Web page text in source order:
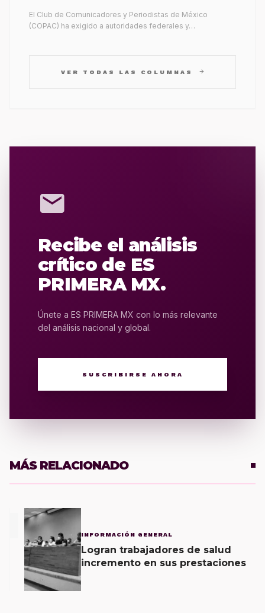
El Club de Comunicadores y Periodistas de México
(COPAC) ha exigido a autoridades federales y…
VER TODAS LAS COLUMNAS arrow_forward
mail
Recibe el análisis
crítico de ES
PRIMERA MX.
Únete a ES PRIMERA MX con lo más relevante
del análisis nacional y global.
SUSCRIBIRSE AHORA
MÁS RELACIONADO
INFORMACIÓN GENERAL
Logran trabajadores de salud
incremento en sus prestaciones